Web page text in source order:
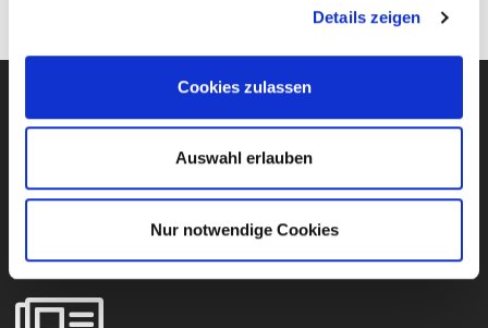
Details zeigen
Cookies zulassen
Auswahl erlauben
Nur notwendige Cookies